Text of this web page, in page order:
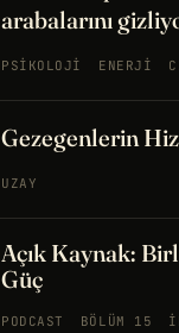
arabalarını
PSIKOLOJI ENERJI
Gezegenlerin
UZAY
Açık Kaynak:
Güç
PODCAST BÖLÜM 15